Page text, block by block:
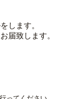
します。
届致します。